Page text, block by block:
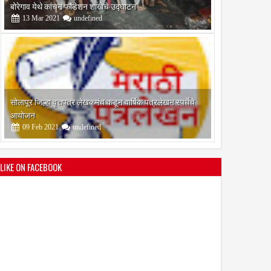
आयोजन
09 Feb 2021 undefined
श्री मल्लिकार्जुन प्रशालेकडून उमाकांत गाढवे यांचा सत्कार
25 Mar 2021 undefined
LIKE ON FACEBOOK